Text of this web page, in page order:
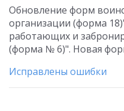
Обновление форм
организации (форма
работающих и
(форма № 6)". Новая
Исправлены ошибки